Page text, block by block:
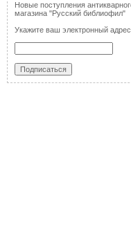
Новые поступления
магазина "Русский библиофил"
Укажите ваш электронный